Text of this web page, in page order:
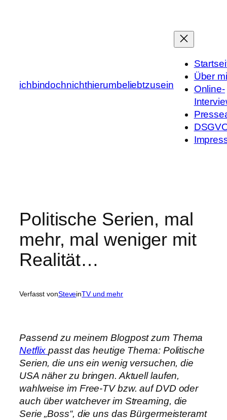
ichbindochnichthierumbeliebtzusein
Über
Online-
Politische Serien, mal
mehr, mal weniger mit
Realität…
Verfasst vonSteveinTV und mehr
Passend zu meinem Blogpost zum Thema
Netflixpasst das heutige Thema: Politische
Serien, die uns ein wenig versuchen, die
USA näher zu bringen. Aktuell laufen,
wahlweise im Free-TV bzw. auf DVD oder
auch über watchever im Streaming, die
Serie „Boss“, die uns das Bürgermeisteramt